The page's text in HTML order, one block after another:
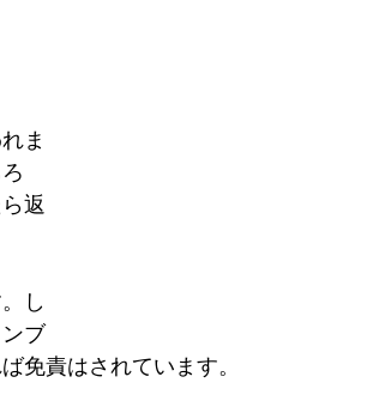
ま
返
し
ブ
免責はされています。